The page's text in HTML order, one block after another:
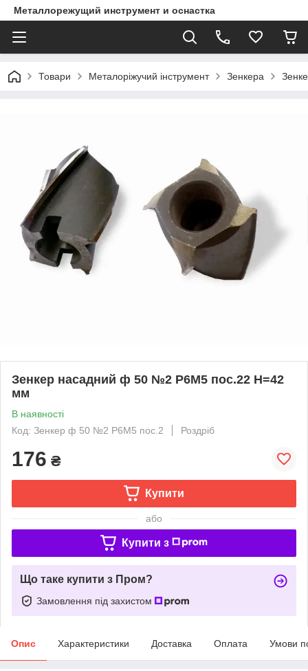
Металлорежущий инструмент и оснастка
Товари Металоріжучий інструмент Зенкера
Зенкер насадний ф 50 №2 Р6М5 пос.22 Н=42
мм
В наявності
Код: Зенкер ф 50 №2 Р6М5 пос.2
Роздріб
176 ₴
Купити
або
Купити з
Що таке купити з Пром?
Замовлення під захистом
Опис Характеристики Доставка Оплата Умови